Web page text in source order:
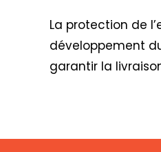
La protection de
développement
garantir la